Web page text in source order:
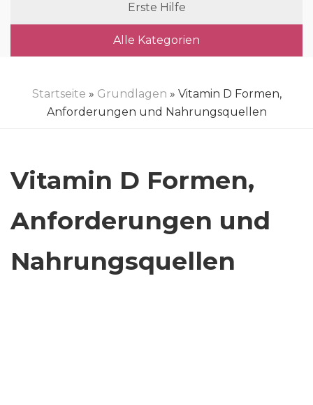
Erste Hilfe
Alle Kategorien
Startseite » Grundlagen » Vitamin D Formen,
Anforderungen und Nahrungsquellen
Vitamin D Formen,
Anforderungen und
Nahrungsquellen